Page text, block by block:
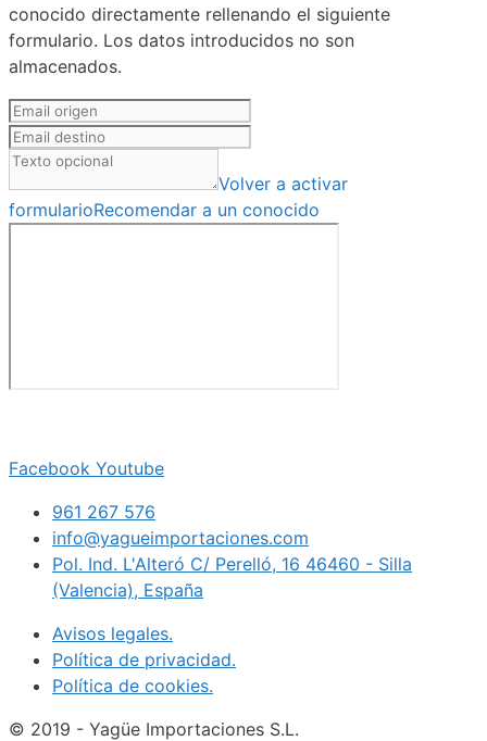
conocido directamente rellenando el siguiente
formulario. Los datos introducidos no son
almacenados.
Volver a activar
formularioRecomendar a un conocido
Facebook Youtube
961 267 576
info@yagueimportaciones.com
Pol. Ind. L'Alteró C/ Perelló, 16 46460 - Silla
(Valencia), España
Avisos legales.
Política de privacidad.
Política de cookies.
© 2019 - Yagüe Importaciones S.L.